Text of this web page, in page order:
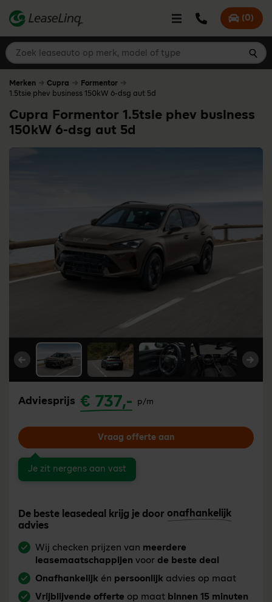
Bel LeaseLinq
Mijn
(0)
Zoek leaseauto op merk, model of type
Merken Cupra
Formentor
1.5tsie phev business 150kW 6-dsg aut 5d
Cupra Formentor 1.5tsie phev business
150kW 6-dsg aut 5d
Vorige
Adviesprijs € 737,- p/m
Vraag offerte aan
Je zit nergens aan vast
De beste leasedeal krijg je door onafhankelijk
advies
Wij checken prijzen van meerdere
leasemaatschappijen voor de beste deal
Onafhankelijk én persoonlijk advies op maat
Vrijblijvende offerte op maat binnen 15 minuten